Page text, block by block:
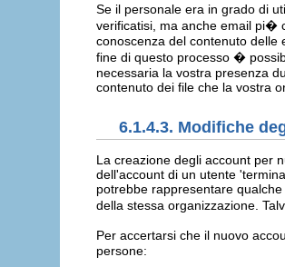
Se il personale era in grado di
verificatisi, ma anche email pi�
conoscenza del contenuto delle
fine di questo processo �
necessaria la vostra presenza
contenuto dei file che la vostra
6.1.4.3. Modifiche
La creazione degli account per
dell'account di un utente
potrebbe rappresentare
della stessa organizzazione.
Per accertarsi che il nuovo
persone: